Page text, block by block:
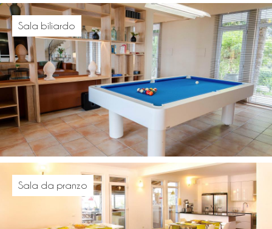
Sala biliardo
Sala da pranzo